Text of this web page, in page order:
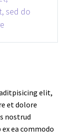
sed do
elit,
et dolore
nostrud
ea commodo